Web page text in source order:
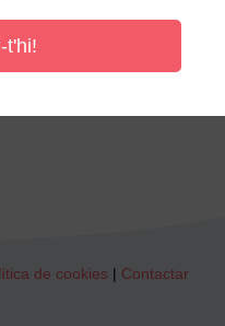
t'hi!
de cookies | Contactar